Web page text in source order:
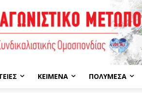
ΚΕΊΜΕΝΑ ΠΟΛΥΜΈΣΑ